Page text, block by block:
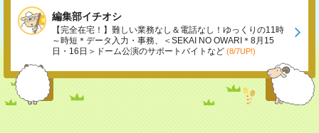
編集部イチオシ
【完全在宅！】難しい業務なし＆電話なし！ゆっくりの11時
～時短＊データ入力・事務、＜SEKAI NO OWARI＊8月15
日・16日＞ドーム公演のサポートバイトなど (8/7UP!)